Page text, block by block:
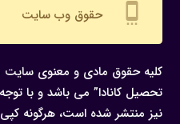
settings_cell حقوق وب سایت
کلیه حقوق مادی و معنوی سایت
تحصیل کانادا” می باشد و با
نیز منتشر شده است، هرگونه